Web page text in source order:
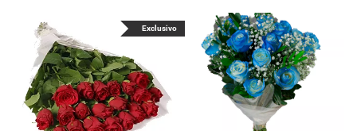
Exclusivo